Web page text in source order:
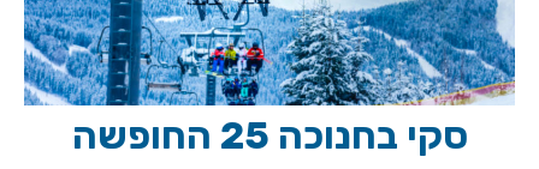
סקי בחנוכה 25 החופשה